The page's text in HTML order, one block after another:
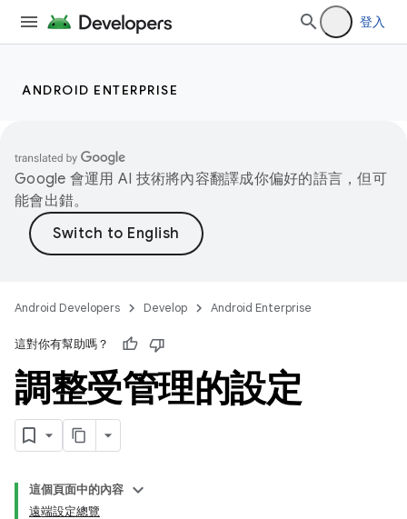
登入
ANDROID ENTERPRISE
Google 會運用 AI 技術將內容翻譯成你偏好的語言，但可
能會出錯。
Android Developers Develop Android Enterprise
這對你有幫助嗎？
調整受管理的設定
這個頁面中的內容
遠端設定總覽